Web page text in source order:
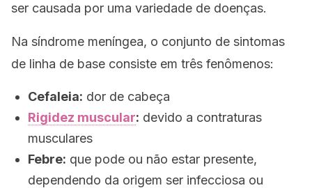
ser causada por uma variedade de doenças.
Na síndrome meníngea, o conjunto de sintomas
de linha de base consiste em três fenômenos:
Cefaleia: dor de cabeça
Rigidez muscular: devido a contraturas
musculares
Febre: que pode ou não estar presente,
dependendo da origem ser infecciosa ou